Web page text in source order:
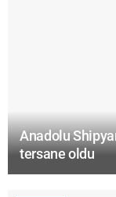
Anadolu
tersane oldu